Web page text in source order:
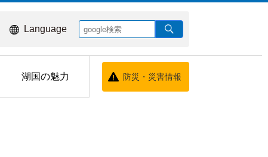
Language
湖国の魅力 防災・災害情報